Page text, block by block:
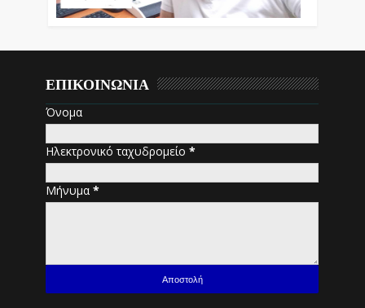
ΕΠΙΚΟΙΝΩΝΙΑ
Όνομα
Ηλεκτρονικό ταχυδρομείο*
Μήνυμα*